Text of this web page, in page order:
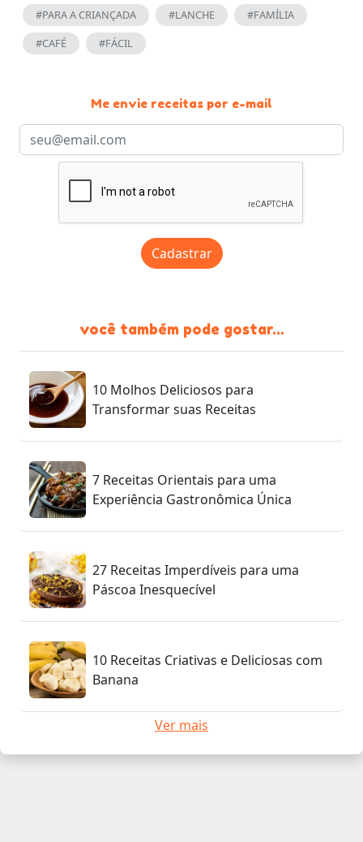
#PARA A CRIANÇADA #LANCHE
#FAMÍLIA
#CAFÉ
#FÁCIL
Me envie receitas por e-mail
Cadastrar
você também pode gostar...
10 Molhos Deliciosos para
Transformar suas Receitas
7 Receitas Orientais para uma
Experiência Gastronômica Única
27 Receitas Imperdíveis para uma
Páscoa Inesquecível
10 Receitas Criativas e Deliciosas com
Banana
Ver mais